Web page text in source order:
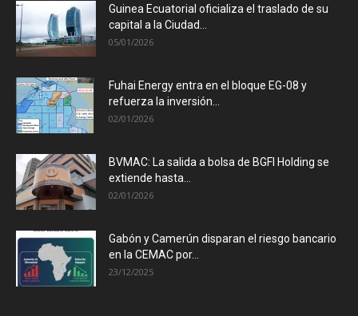
Guinea Ecuatorial oficializa el traslado de su
capital a la Ciudad...
05/01/2026
Fuhai Energy entra en el bloque EG-08 y
refuerza la inversión...
02/01/2026
BVMAC: La salida a bolsa de BGFI Holding se
extiende hasta...
02/01/2026
Gabón y Camerún disparan el riesgo bancario
en la CEMAC por...
23/12/2025